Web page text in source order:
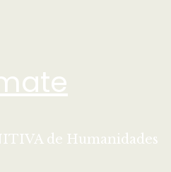
de Humanidades